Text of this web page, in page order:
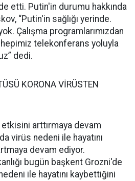
etti. Putin'in durumu hakkında
“Putin'in sağlığı yerinde.
Çalışma programlarımızdan
telekonferans yoluyla
dedi.
KORONA VİRÜSTEN
arttırmaya devam
virüs nedeni ile hayatını
devam ediyor.
bugün başkent Grozni'de
ile hayatını kaybettiğini